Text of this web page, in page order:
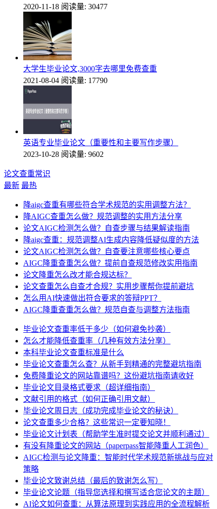
2020-11-18 阅读量: 30477
大学生毕业论文,3000字去哪里免费查重
2021-08-04 阅读量: 17790
英语专业毕业论文（重要性和主要写作步骤）
2023-10-28 阅读量: 9602
论文查重常识
最新 最热
降aigc查重有哪些符合学术规范的实用调整方法？
降AIGC查重怎么做？规范调整的实用方法分享
论文AIGC检测怎么做？自查步骤与结果解读指南
降aigc查重：规范调整AI生成内容降低疑似度的方法
论文AIGC检测怎么做？自查要注意哪些核心要点
AIGC降重查重怎么做？提前自查规范修改实用指南
论文降重怎么改才能合规达标？
论文查重怎么自查才合规？实用步骤帮你提前避坑
怎么用AI快速做出符合要求的答辩PPT？
AIGC降重查重怎么做？规范自查与调整方法指南
毕业论文查重率低于多少（如何避免抄袭）
怎么才能降低查重率（几种有效方法分享）
本科毕业论文查重标准是什么
毕业论文查重怎么查？从新手到精通的完整避坑指南
免费降重论文的网站靠谱吗？这份避坑指南请收好
毕业论文目录格式要求（超详细指南）
文献引用的格式（如何正确引用文献）
毕业论文周日志（成功完成毕业论文的秘诀）
论文查重多少合格？这些常识一定要知晓！
毕业论文计划表（帮助学生准时提交论文并顺利通过）
有没有降重论文的网站（paperpass智能降重人工润色）
AIGC检测与论文降重：智能时代学术规范新挑战与应对
策略
毕业论文致谢总结（最后的致谢怎么写）
毕业论文论题（指导您选择和撰写适合您论文的主题）
AI论文如何查重：从算法原理到实践应用的全流程解析